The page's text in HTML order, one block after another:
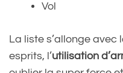
Vol
La liste s’allonge avec
esprits, l’utilisation